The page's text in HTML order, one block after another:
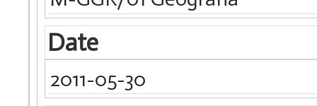
Date
2011-05-30